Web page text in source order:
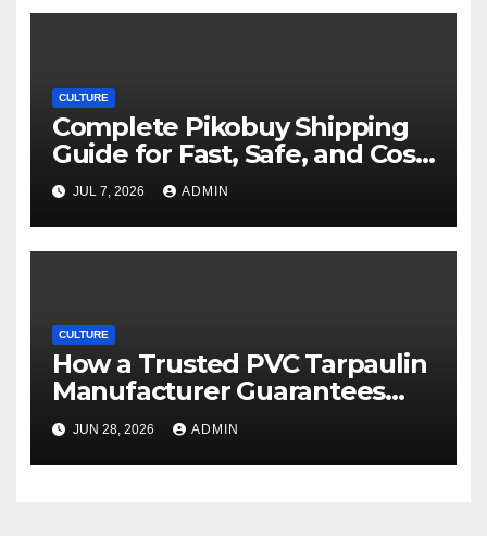
CULTURE
Complete Pikobuy Shipping
Guide for Fast, Safe, and Cost-
Effective Delivery
JUL 7, 2026 ADMIN
CULTURE
How a Trusted PVC Tarpaulin
Manufacturer Guarantees
Outstanding Quality and
Performance
JUN 28, 2026 ADMIN